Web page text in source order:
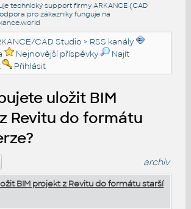
technický support firmy ARKANCE (CAD
pro zákazníky funguje na
CAD Studio > RSS kanály
Nejnovější příspěvky
Najít
Přihlásit
uložit BIM
Revitu do formátu
archiv
BIM projekt z Revitu do formátu starší